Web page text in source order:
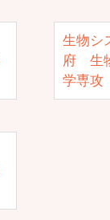
生物シ
府 生
学専攻